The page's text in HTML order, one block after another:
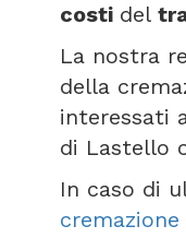
costi del
La nostra
della
interessati
di Lastello
In caso di
cremazione